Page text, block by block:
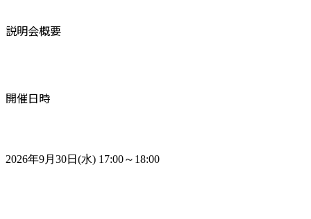
説明会概要
開催日時
2026年9月30日(水) 17:00～18:00